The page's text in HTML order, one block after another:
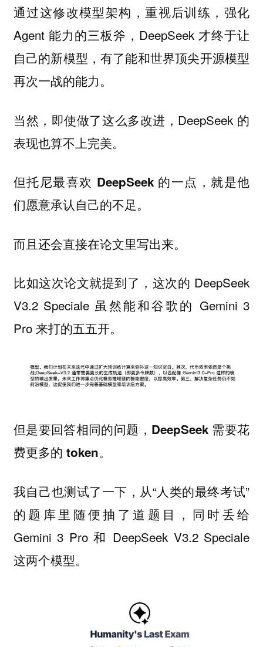
通过这修改模型架构，重视后训练，强化
Agent 能力的三板斧，DeepSeek 才终于让
自己的新模型，有了能和世界顶尖开源模型
再次一战的能力。
当然，即使做了这么多改进，DeepSeek 的
表现也算不上完美。
但托尼最喜欢 DeepSeek 的一点，就是他
们愿意承认自己的不足。
而且还会直接在论文里写出来。
比如这次论文就提到了，这次的 DeepSeek
V3.2 Speciale 虽然能和谷歌的 Gemini 3
Pro 来打的五五开。
但是要回答相同的问题，DeepSeek 需要花
费更多的 token。
我自己也测试了一下，从“人类的最终考试”
的题库里随便抽了道题目，同时丢给
Gemini 3 Pro 和 DeepSeek V3.2 Speciale
这两个模型。